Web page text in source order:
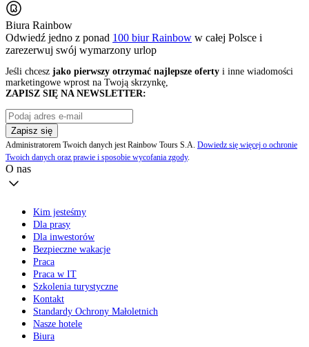
Biura Rainbow
Odwiedź jedno z ponad 100 biur Rainbow w całej Polsce i
zarezerwuj swój wymarzony urlop
Jeśli chcesz jako pierwszy otrzymać najlepsze oferty i inne wiadomości
marketingowe wprost na Twoją skrzynkę,
ZAPISZ SIĘ NA NEWSLETTER:
Zapisz się
Administratorem Twoich danych jest Rainbow Tours S.A. Dowiedz się więcej o ochronie
Twoich danych oraz prawie i sposobie wycofania zgody.
O nas
Kim jesteśmy
Dla prasy
Dla inwestorów
Bezpieczne wakacje
Praca
Praca w IT
Szkolenia turystyczne
Kontakt
Standardy Ochrony Małoletnich
Nasze hotele
Biura